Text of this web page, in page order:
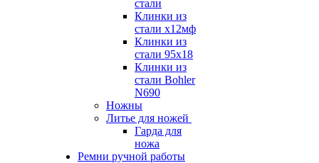
стали
Клинки из
стали х12мф
Клинки из
стали 95х18
Клинки из
стали Bohler
N690
Ножны
Литье для ножей
Гарда для
ножа
Ремни ручной работы